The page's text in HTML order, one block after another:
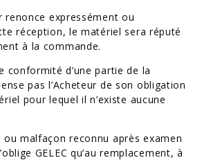
renonce expressément ou
réception, le matériel sera réputé
à la commande.
conformité d’une partie de la
pas l’Acheteur de son obligation
pour lequel il n’existe aucune
malfaçon reconnu après examen
GELEC qu’au remplacement, à